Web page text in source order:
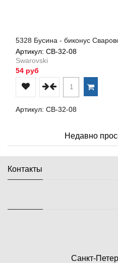
5328 Бусина - биконус
Артикул: СВ-32-08
Swarovski
54 руб
Артикул: СВ-32-08
Недавно
Контакты
Санкт-